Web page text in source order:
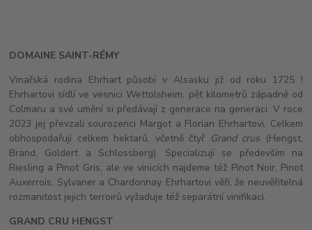
DOMAINE SAINT-RÉMY
Vinařská rodina Ehrhart působí v Alsasku již od roku 1725 !
Ehrhartovi sídlí ve vesnici Wettolsheim, pět kilometrů západně od
Colmaru a své umění si předávají z generace na generaci. V roce
2023 jej převzali sourozenci Margot a Florian Ehrhartovi. Celkem
obhospodařují celkem hektarů, včetně čtyř Grand crus (Hengst,
Brand, Goldert a Schlossberg). Specializují se především na
Riesling a Pinot Gris, ale ve vinicích najdeme též Pinot Noir, Pinot
Auxerrois, Sylvaner a Chardonnay. Ehrhartovi věří, že neuvěřitelná
rozmanitost jejich terroirů vyžaduje též separátní vinifikaci.
GRAND CRU HENGST